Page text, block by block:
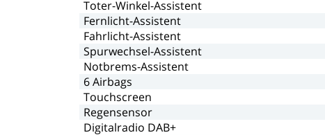
Toter-Winkel-Assistent
Fernlicht-Assistent
Fahrlicht-Assistent
Spurwechsel-Assistent
Notbrems-Assistent
6Airbags
Touchscreen
Regensensor
Digitalradio DAB+